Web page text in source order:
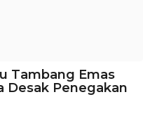
Tambang Emas
Desak Penegakan